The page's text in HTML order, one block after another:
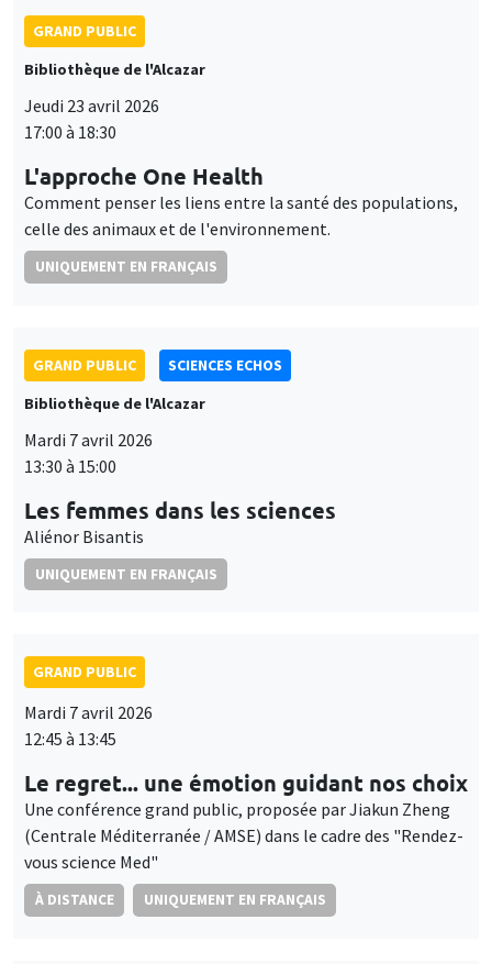
GRAND PUBLIC
Bibliothèque de l'Alcazar
Jeudi 23 avril 2026
17:00 à 18:30
L'approche One Health
Comment penser les liens entre la santé des populations,
celle des animaux et de l'environnement.
UNIQUEMENT EN FRANÇAIS
GRAND PUBLIC
SCIENCES ECHOS
Bibliothèque de l'Alcazar
Mardi 7 avril 2026
13:30 à 15:00
Les femmes dans les sciences
Aliénor Bisantis
UNIQUEMENT EN FRANÇAIS
GRAND PUBLIC
Mardi 7 avril 2026
12:45 à 13:45
Le regret... une émotion guidant nos choix
Une conférence grand public, proposée par Jiakun Zheng
(Centrale Méditerranée / AMSE) dans le cadre des "Rendez-
vous science Med"
À DISTANCE UNIQUEMENT EN FRANÇAIS